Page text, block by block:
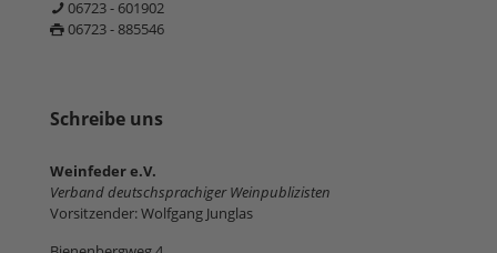
06723 - 601902
06723 - 885546
Schreibe uns
Weinfeder e.V.
Verband deutschsprachiger Weinpublizisten
Vorsitzender: Wolfgang Junglas